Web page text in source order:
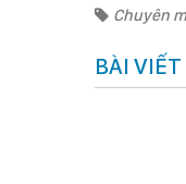
Chuyên
BÀI